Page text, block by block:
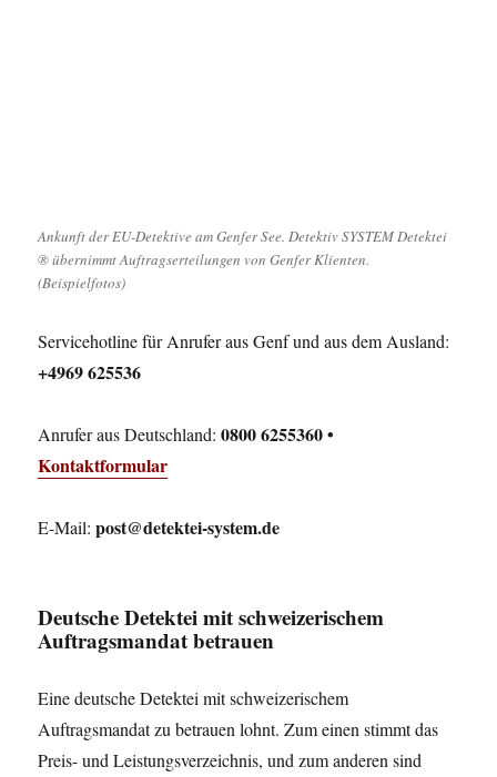
Ankunft der EU-Detektive am Genfer See. Detektiv SYSTEM Detektei
® übernimmt Auftragserteilungen von Genfer Klienten.
(Beispielfotos)
Servicehotline für Anrufer aus Genf und aus dem Ausland:
+4969 625536
Anrufer aus Deutschland: 0800 6255360 •
Kontaktformular
E-Mail:post@detektei-system.de
Deutsche Detektei mit schweizerischem
Auftragsmandat betrauen
Eine deutsche Detektei mit schweizerischem
Auftragsmandat zu betrauen lohnt. Zum einen stimmt das
Preis- und Leistungsverzeichnis, und zum anderen sind